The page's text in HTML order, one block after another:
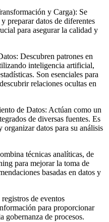
y Carga): Se
preparar datos de diferentes
para asegurar la calidad y
Descubren patrones en
inteligencia artificial,
Son esenciales para
relaciones ocultas en
de Datos: Actúan como un
de diversas fuentes. Es
organizar datos para su análisis
técnicas analíticas, de
para mejorar la toma de
basadas en datos y
de eventos
para proporcionar
gobernanza de procesos.